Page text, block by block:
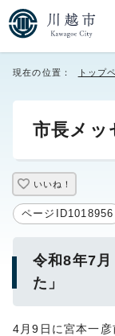
現在の位置： トップ
市長メッ
いいね！
ページID1018956
令和8年7
た」
4月9日に宮本一彦